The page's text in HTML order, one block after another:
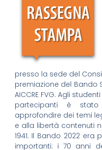
presso la sede del
premiazione del Bando
AICCRE FVG. Agli
partecipanti è
approfondire dei temi
e alla libertà contenuti
1941. Il Bando 2022
importanti: i 70 anni